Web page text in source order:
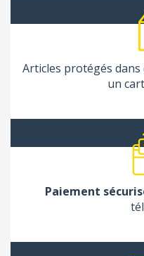
Articles protégés
un
Paiement